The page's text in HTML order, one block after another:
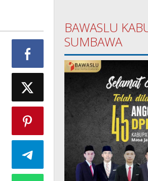
BAWASLU
SUMBAWA